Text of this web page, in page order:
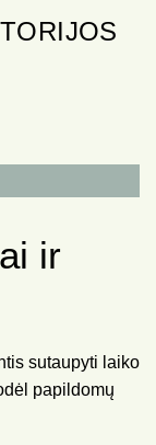
ir
sutaupyti laiko
papildomų